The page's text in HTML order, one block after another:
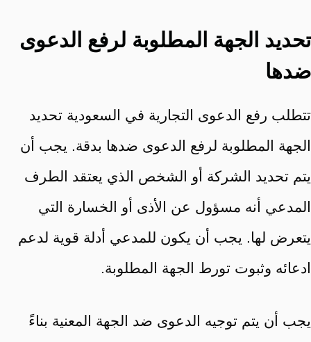
تحديد الجهة المطلوبة لرفع الدعوى
ضدها
تتطلب رفع الدعوى التجارية في السعودية تحديد
الجهة المطلوبة لرفع الدعوى ضدها بدقة. يجب أن
يتم تحديد الشركة أو الشخص الذي يعتقد الطرف
المدعي أنه مسؤول عن الأذى أو الخسارة التي
يتعرض لها. يجب أن يكون للمدعي أدلة قوية لدعم
ادعائه وثبوت تورط الجهة المطلوبة.
يجب أن يتم توجيه الدعوى ضد الجهة المعنية بناءً